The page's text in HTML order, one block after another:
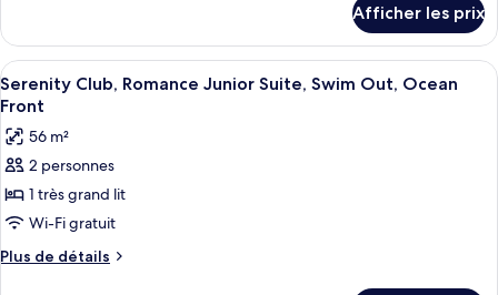
Suite
Suite
Afficher les prix
Afficher
toutes
les
photos
pour
ce
type
de
Une chambre d’hôtel moderne dotée
7
Serenity Club, Romance Junior Suite, Swim Out, Ocean
Front
56 m²
2 personnes
1 très grand lit
Wi-Fi gratuit
Plus de détails
Plus